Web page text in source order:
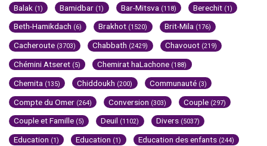
Balak (1) Bamidbar (1) Bar-Mitsva (118) Berechit (1)
Beth-Hamikdach (6) Brakhot (1520) Brit-Mila (176)
Cacheroute (3703) Chabbath (2429) Chavouot (219)
Chémini Atseret (5) Chemirat haLachone (188)
Chemita (135) Chiddoukh (200) Communauté (3)
Compte du Omer (264) Conversion (303) Couple (297)
Couple et Famille (5) Deuil (1102) Divers (5037)
Education (1) Education (1) Education des enfants (244)